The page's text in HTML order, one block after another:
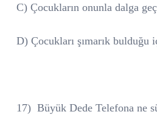
C) Çocukların onunla dalga
D) Çocukları şımarık bulduğu
17) Büyük Dede Telefona ne